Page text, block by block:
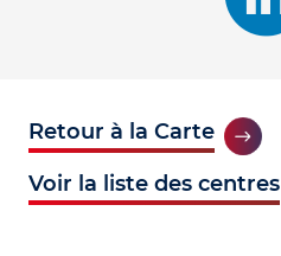
Retour à la Carte
Voir la liste des centres